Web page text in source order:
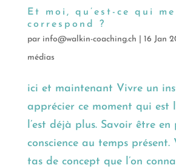
Et moi, qu’est-ce qui me
correspond ?
par info@walkin-coaching.ch 16 Jan
médias
ici et maintenant Vivre un
apprécier ce moment qui est
l’est déjà plus. Savoir être en
conscience au temps
tas de concept que l’on